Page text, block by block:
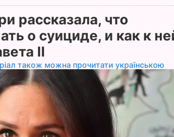
рассказала, что
о суициде, и как к
II
також можна прочитати українською